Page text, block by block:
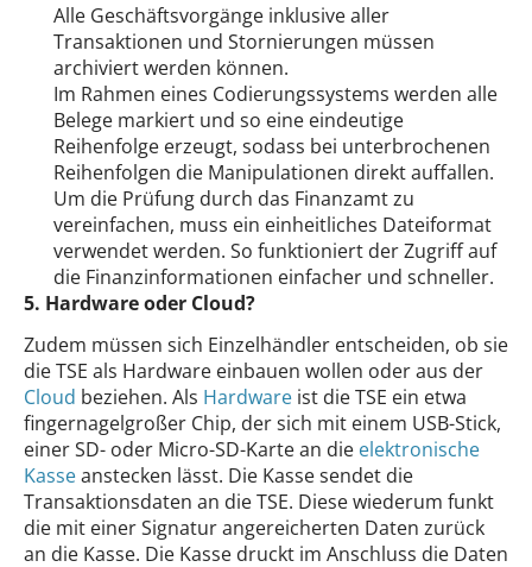
Alle Geschäftsvorgänge inklusive aller
Transaktionen und Stornierungen müssen
archiviert werden können.
Im Rahmen eines Codierungssystems werden alle
Belege markiert und so eine eindeutige
Reihenfolge erzeugt, sodass bei unterbrochenen
Reihenfolgen die Manipulationen direkt auffallen.
Um die Prüfung durch das Finanzamt zu
vereinfachen, muss ein einheitliches Dateiformat
verwendet werden. So funktioniert der Zugriff auf
die Finanzinformationen einfacher und schneller.
5. Hardware oder Cloud?
Zudem müssen sich Einzelhändler entscheiden, ob sie
die TSE als Hardware einbauen wollen oder aus der
Cloud beziehen. Als Hardware ist die TSE ein etwa
fingernagelgroßer Chip, der sich mit einem USB-Stick,
einer SD- oder Micro-SD-Karte an die elektronische
Kasseanstecken lässt. Die Kasse sendet die
Transaktionsdaten an die TSE. Diese wiederum funkt
die mit einer Signatur angereicherten Daten zurück
an die Kasse. Die Kasse druckt im Anschluss die Daten